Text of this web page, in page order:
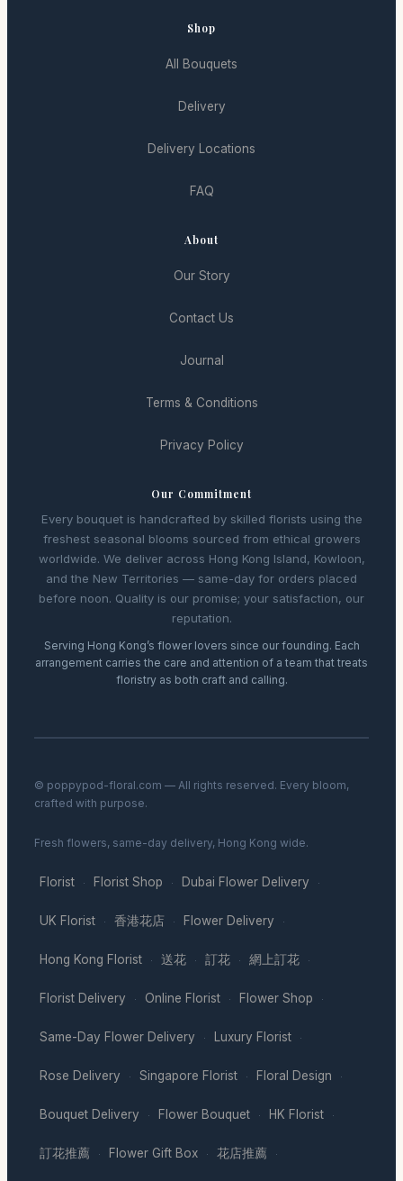
Shop
All Bouquets
Delivery
Delivery Locations
FAQ
About
Our Story
Contact Us
Journal
Terms & Conditions
Privacy Policy
Our Commitment
Every bouquet is handcrafted by skilled florists using the
freshest seasonal blooms sourced from ethical growers
worldwide. We deliver across Hong Kong Island, Kowloon,
and the New Territories — same-day for orders placed
before noon. Quality is our promise; your satisfaction, our
reputation.
Serving Hong Kong’s flower lovers since our founding. Each
arrangement carries the care and attention of a team that treats
floristry as both craft and calling.
© poppypod-floral.com — All rights reserved. Every bloom,
crafted with purpose.
Fresh flowers, same-day delivery, Hong Kong wide.
Florist · Florist Shop · Dubai Flower Delivery ·
UK Florist · 香港花店 · Flower Delivery ·
Hong Kong Florist · 送花 · 訂花 · 網上訂花 ·
Florist Delivery · Online Florist · Flower Shop ·
Same-Day Flower Delivery · Luxury Florist ·
Rose Delivery · Singapore Florist · Floral Design ·
Bouquet Delivery · Flower Bouquet · HK Florist ·
訂花推薦 · Flower Gift Box · 花店推薦 ·